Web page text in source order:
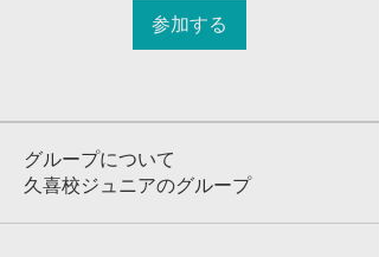
参加する
グループについて
久喜校ジュニアのグループ